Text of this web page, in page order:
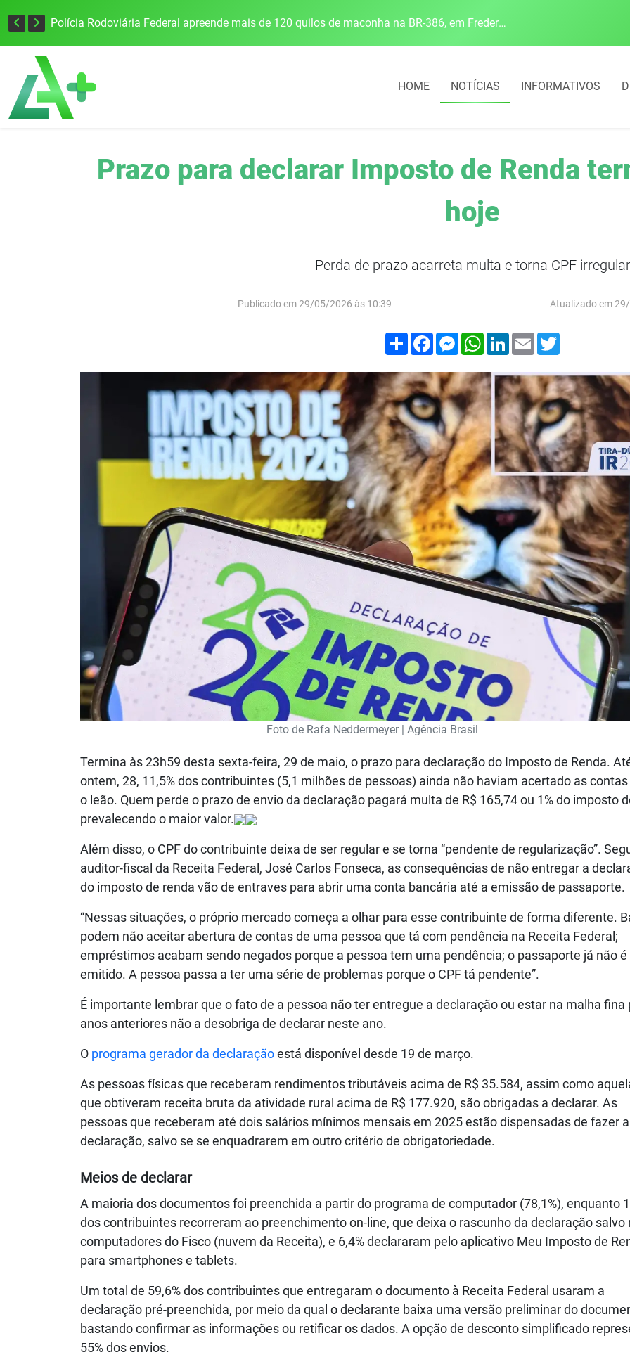
Polícia Rodoviária Federal apreende mais de 120 quilos de maconha na BR-386, em Frederico Westphalen
HOME NOTÍCIAS INFORMATIVOS
Prazo para declarar Imposto de Renda
hoje
Perda de prazo acarreta multa e torna CPF irregular
Publicado em 29/05/2026 às 10:39 Atualizado em
Compartilhar
FacebookMessenger
WhatsApp
LinkedIn
Email
Foto de Rafa Neddermeyer | Agência Brasil
Termina às 23h59 desta sexta-feira, 29 de maio, o prazo para declaração do Imposto de Renda.
ontem, 28, 11,5% dos contribuintes (5,1 milhões de pessoas) ainda não haviam acertado as
o leão. Quem perde o prazo de envio da declaração pagará multa de R$ 165,74 ou 1% do imposto
prevalecendo o maior valor.
Além disso, o CPF do contribuinte deixa de ser regular e se torna “pendente de regularização”.
auditor-fiscal da Receita Federal, José Carlos Fonseca, as consequências de não entregar a
do imposto de renda vão de entraves para abrir uma conta bancária até a emissão de passaporte.
“Nessas situações, o próprio mercado começa a olhar para esse contribuinte de forma diferente.
podem não aceitar abertura de contas de uma pessoa que tá com pendência na Receita Federal;
empréstimos acabam sendo negados porque a pessoa tem uma pendência; o passaporte já não é
emitido. A pessoa passa a ter uma série de problemas porque o CPF tá pendente”.
É importante lembrar que o fato de a pessoa não ter entregue a declaração ou estar na malha fina
anos anteriores não a desobriga de declarar neste ano.
O programa gerador da declaraçãoestá disponível desde 19 de março.
As pessoas físicas que receberam rendimentos tributáveis acima de R$ 35.584, assim como
que obtiveram receita bruta da atividade rural acima de R$ 177.920, são obrigadas a declarar. As
pessoas que receberam até dois salários mínimos mensais em 2025 estão dispensadas de fazer a
declaração, salvo se se enquadrarem em outro critério de obrigatoriedade.
Meios de declarar
A maioria dos documentos foi preenchida a partir do programa de computador (78,1%), enquanto
dos contribuintes recorreram ao preenchimento on-line, que deixa o rascunho da declaração salvo
computadores do Fisco (nuvem da Receita), e 6,4% declararam pelo aplicativo Meu Imposto de
para smartphones e tablets.
Um total de 59,6% dos contribuintes que entregaram o documento à Receita Federal usaram a
declaração pré-preenchida, por meio da qual o declarante baixa uma versão preliminar do
bastando confirmar as informações ou retificar os dados. A opção de desconto simplificado
55% dos envios.